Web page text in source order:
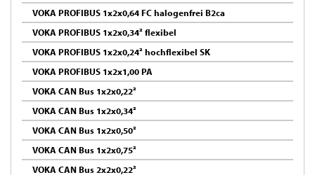
VOKA PROFIBUS 1x2x0,64 FC halogenfrei B2ca
VOKA PROFIBUS 1x2x0,34² flexibel
VOKA PROFIBUS 1x2x0,24² hochflexibel SK
VOKA PROFIBUS 1x2x1,00 PA
VOKA CAN Bus 1x2x0,22²
VOKA CAN Bus 1x2x0,34²
VOKA CAN Bus 1x2x0,50²
VOKA CAN Bus 1x2x0,75²
VOKA CAN Bus 2x2x0,22²